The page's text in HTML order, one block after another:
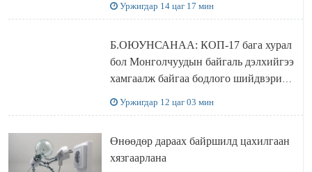
Уржигдар 14 цаг 17 мин
Б.ОЮУНСАНАА: КОП-17 бага хурал
бол Монголчуудын байгаль дэлхийгээ
хамгаалж байгаа бодлого шийдвэрийг
Уржигдар 12 цаг 03 мин
Өнөөдөр дараах байршилд цахилгаан
хязгаарлана